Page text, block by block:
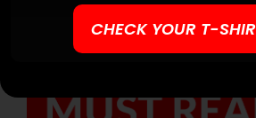
Search
CHECK YOUR T-